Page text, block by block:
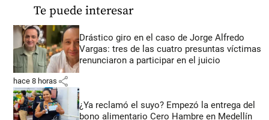
Te puede interesar
Drástico giro en el caso de Jorge Alfredo
Vargas: tres de las cuatro presuntas víctimas
renunciaron a participar en el juicio
hace 8 horas share
¿Ya reclamó el suyo? Empezó la entrega del
bono alimentario Cero Hambre en Medellín